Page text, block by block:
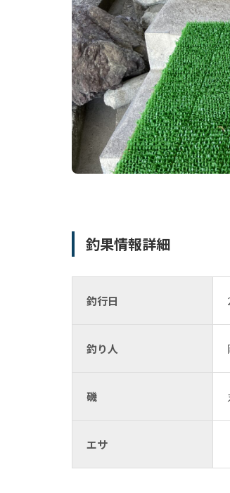
釣果情報詳細
釣行日
釣り人
磯
エサ